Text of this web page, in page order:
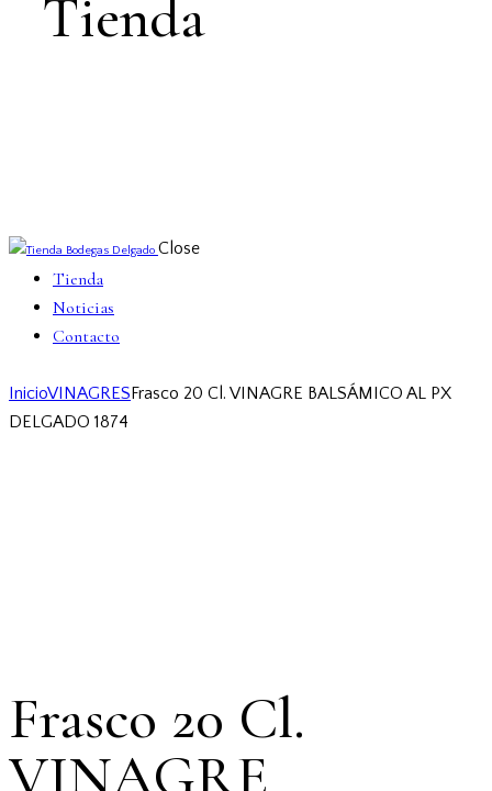
Tienda
Close
Tienda
Noticias
Contacto
InicioVINAGRESFrasco 20 Cl. VINAGRE BALSÁMICO AL PX
DELGADO 1874
Frasco 20 Cl.
VINAGRE